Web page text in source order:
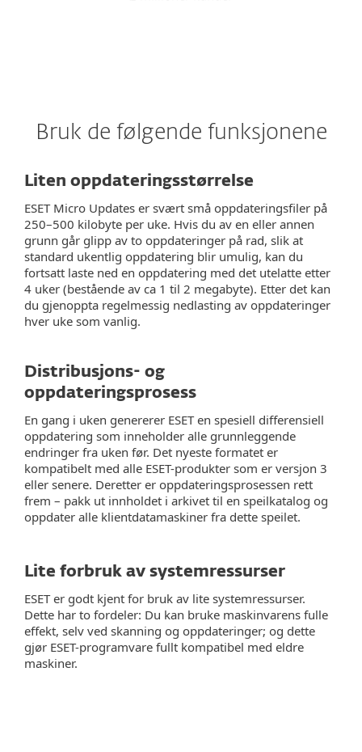
Bruk de følgende funksjonene
Liten oppdateringsstørrelse
ESET Micro Updates er svært små oppdateringsfiler på
250–500 kilobyte per uke. Hvis du av en eller annen
grunn går glipp av to oppdateringer på rad, slik at
standard ukentlig oppdatering blir umulig, kan du
fortsatt laste ned en oppdatering med det utelatte etter
4 uker (bestående av ca 1 til 2 megabyte). Etter det kan
du gjenoppta regelmessig nedlasting av oppdateringer
hver uke som vanlig.
Distribusjons- og
oppdateringsprosess
En gang i uken genererer ESET en spesiell differensiell
oppdatering som inneholder alle grunnleggende
endringer fra uken før. Det nyeste formatet er
kompatibelt med alle ESET-produkter som er versjon 3
eller senere. Deretter er oppdateringsprosessen rett
frem – pakk ut innholdet i arkivet til en speilkatalog og
oppdater alle klientdatamaskiner fra dette speilet.
Lite forbruk av systemressurser
ESET er godt kjent for bruk av lite systemressurser.
Dette har to fordeler: Du kan bruke maskinvarens fulle
effekt, selv ved skanning og oppdateringer; og dette
gjør ESET-programvare fullt kompatibel med eldre
maskiner.